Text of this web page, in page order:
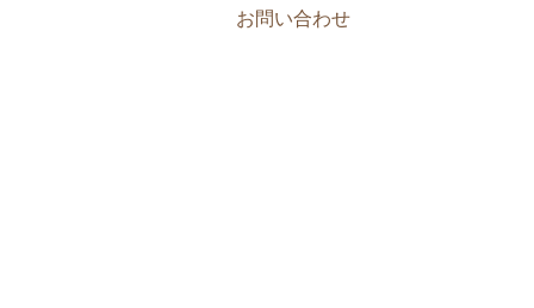
お問い合わせ